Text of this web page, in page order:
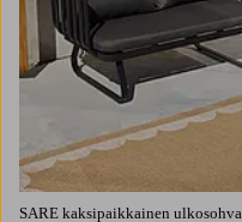
SARE kaksipaikkainen ulkosohva